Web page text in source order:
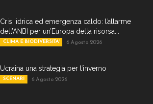
Crisi idrica ed emergenza caldo: l’allarme
dell’ANBI per un’Europa della risorsa...
CLIMA E BIODIVERSITA' 6 Agosto 2026
Ucraina una strategia per l’inverno
SCENARI 6 Agosto 2026